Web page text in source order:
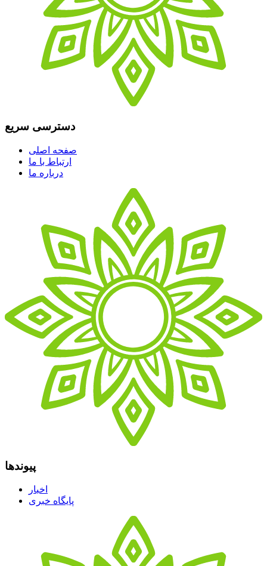
دسترسی سریع
صفحه اصلی
ارتباط با ما
درباره ما
پیوندها
اخبار
پایگاه خبری